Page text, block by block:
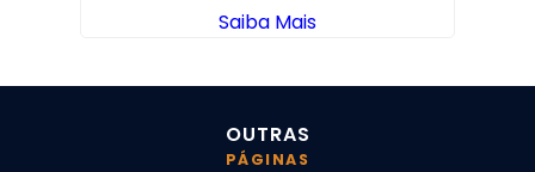
Saiba Mais
OUTRAS
PÁGINAS